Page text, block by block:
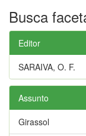
Busca
Editor
SARAIVA, O. F.
Assunto
Girassol